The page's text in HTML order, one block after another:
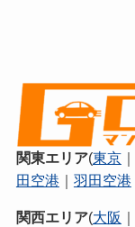
関東エリア(東京｜
田空港 ｜ 羽田空港
関西エリア(大阪 ｜